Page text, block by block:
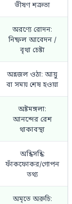
ভীষণ শত্রুতা
অরণ্যে রোদন:
নিষ্ফল আবেদন /
বৃথা চেষ্টা
অন্নজল ওঠা: আয়ু
বা সময় শেষ হওয়া
অষ্টমঙ্গলা:
আনন্দের রেশ
থাকাবস্থা
অন্ধিসন্ধি:
ফাঁকফোকর/গোপন
তথ্য
অমৃতে অরুচি: